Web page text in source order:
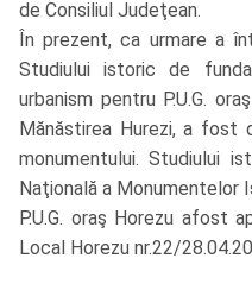
de Consiliul Judeţean.
În prezent, ca urmare a
Studiului istoric de
urbanism pentru P.U.G.
Mănăstirea Hurezi, a
monumentului. Studiului
Naţională a Monumentelor
P.U.G. oraş Horezu afost
Local Horezu nr.22/